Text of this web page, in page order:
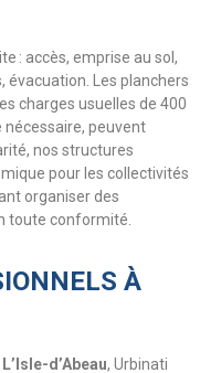
: accès, emprise au sol,
évacuation. Les planchers
charges usuelles de 400
nécessaire, peuvent
nos structures
pour les collectivités
organiser des
toute conformité.
À
d’Abeau, Urbinati